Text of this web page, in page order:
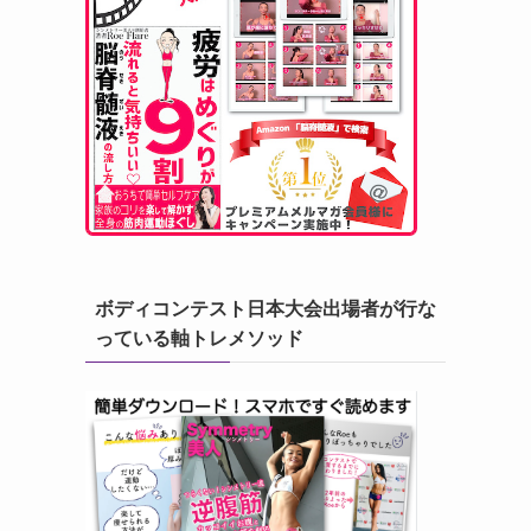
ボディコンテスト日本大会出場者が行な
っている軸トレメソッド